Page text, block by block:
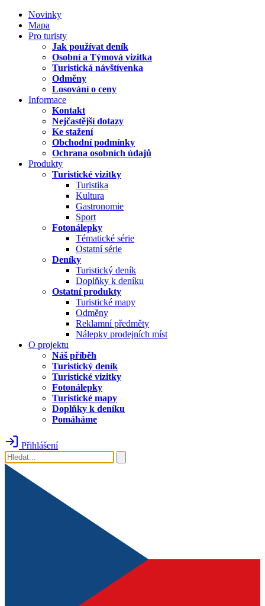
Novinky
Mapa
Pro turisty
Jak používat deník
Osobní a Týmová vizitka
Turistická návštívenka
Odměny
Losování o ceny
Informace
Kontakt
Nejčastější dotazy
Ke stažení
Obchodní podmínky
Ochrana osobních údajů
Produkty
Turistické vizitky
Turistika
Kultura
Gastronomie
Sport
Fotonálepky
Tématické série
Ostatní série
Deníky
Turistický deník
Doplňky k deníku
Ostatní produkty
Turistické mapy
Odměny
Reklamní předměty
Nálepky prodejních míst
O projektu
Náš příběh
Turistický deník
Turistické vizitky
Fotonálepky
Turistické mapy
Doplňky k deníku
Pomáháme
Přihlášení